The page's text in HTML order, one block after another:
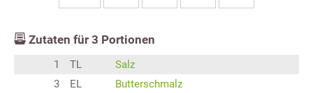
Zutaten für 3 Portionen
1 TL
Salz
3
EL
Butterschmalz